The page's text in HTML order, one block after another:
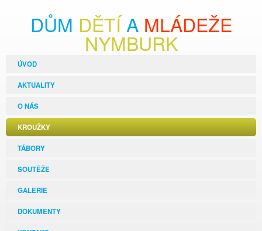
DŮM DĚTÍ A MLÁDEŽE
NYMBURK
ÚVOD
AKTUALITY
O NÁS
KROUŽKY
TÁBORY
SOUTĚŽE
GALERIE
DOKUMENTY